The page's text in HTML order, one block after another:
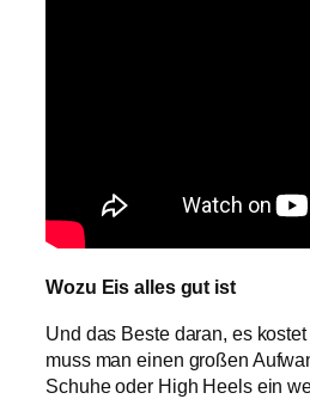
Wozu Eis alles gut ist
Und das Beste daran, es
muss man einen großen
Schuhe oder High Heels ein